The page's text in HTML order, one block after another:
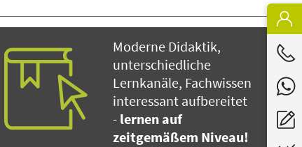
Moderne Didaktik,
unterschiedliche
Lernkanäle, Fachwissen
interessant aufbereitet
- lernen auf
zeitgemäßem Niveau!